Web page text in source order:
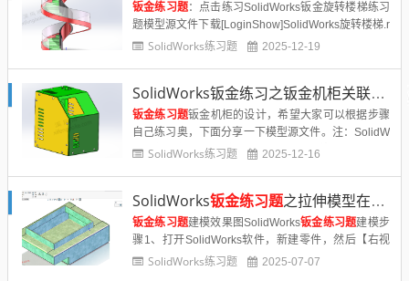
钣金练习题：点击练习SolidWorks钣金旋转楼梯练习
题模型源文件下载[LoginShow]SolidWorks旋转楼梯.r
ar[/LoginShow]......
SolidWorks练习题 2025-12-19
SolidWorks钣金练习之钣金机柜关联设计练习，自上而下设计关联初体验
钣金练习题钣金机柜的设计，希望大家可以根据步骤
自己练习奥，下面分享一下模型源文件。注：SolidW
orks新手如果看图文版的SolidWorks练习题比较吃
SolidWorks练习题 2025-12-16
SolidWorks钣金练习题之拉伸模型在拆图展开，设计思路
钣金练习题建模效果图SolidWorks钣金练习题建模步
骤1、打开SolidWorks软件，新建零件，然后【右视
基准面】画矩形 。2.【拉伸凸台】两侧对称：100 。
SolidWorks练习题 2025-07-07